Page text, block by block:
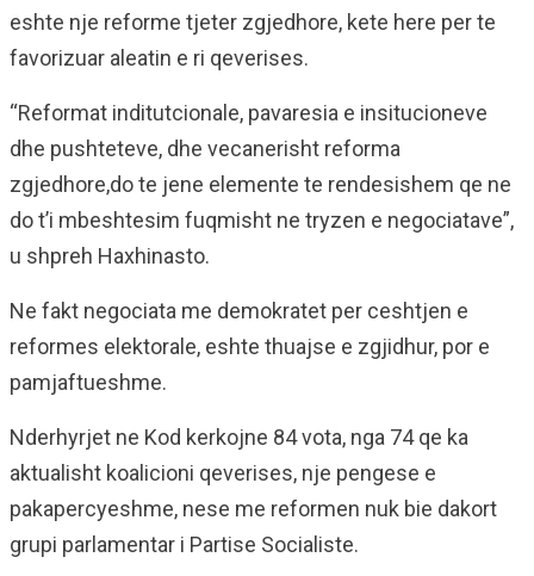
eshte nje reforme tjeter zgjedhore, kete here per te
favorizuar aleatin e ri qeverises.
“Reformat inditutcionale, pavaresia e insitucioneve
dhe pushteteve, dhe vecanerisht reforma
zgjedhore,do te jene elemente te rendesishem qe ne
do t’i mbeshtesim fuqmisht ne tryzen e negociatave”,
u shpreh Haxhinasto.
Ne fakt negociata me demokratet per ceshtjen e
reformes elektorale, eshte thuajse e zgjidhur, por e
pamjaftueshme.
Nderhyrjet ne Kod kerkojne 84 vota, nga 74 qe ka
aktualisht koalicioni qeverises, nje pengese e
pakapercyeshme, nese me reformen nuk bie dakort
grupi parlamentar i Partise Socialiste.